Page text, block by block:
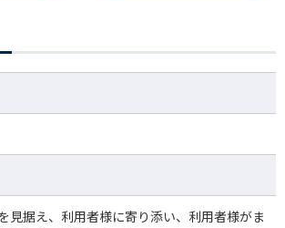
見据え、利用者様に寄り添い、利用者様がま